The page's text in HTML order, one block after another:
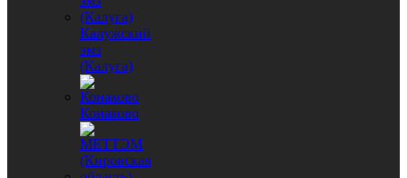
Калужский
эмз
(Калуга)
Конаково